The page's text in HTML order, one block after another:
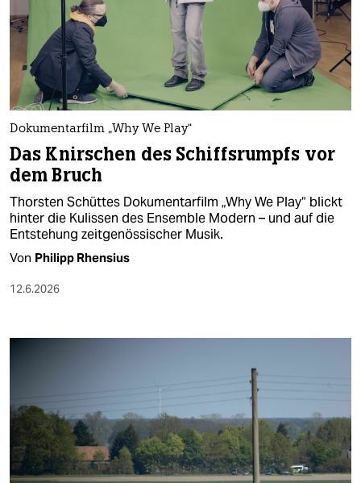
Dokumentarfilm „Why We Play“
Das Knirschen des Schiffsrumpfs vor
dem Bruch
Thorsten Schüttes Dokumentarfilm „Why We Play“ blickt
hinter die Kulissen des Ensemble Modern – und auf die
Entstehung zeitgenössischer Musik.
Von Philipp Rhensius
12.6.2026